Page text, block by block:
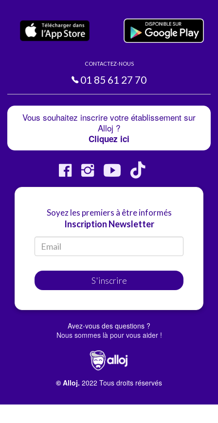
CONTACTEZ-NOUS
01 85 61 27 70
Vous souhaitez inscrire votre établissement sur
Alloj ?
Cliquez ici
Soyez les premiers à être informés
Inscription Newsletter
S'inscrire
Avez-vous des questions ?
Nous sommes là pour vous aider !
© Alloj. 2022 Tous droits réservés